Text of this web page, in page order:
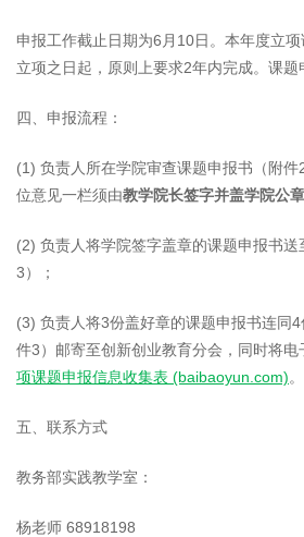
申报工作截止日期为6月10日。本年度立
立项之日起，原则上要求2年内完成。课题
四、申报流程：
(1) 负责人所在学院审查课题申报书（附
位意见一栏须由教学院长签字并盖学院公章
(2) 负责人将学院签字盖章的课题申报书
3）；
(3) 负责人将3份盖好章的课题申报书连同
件3）邮寄至创新创业教育分会，同时将电
项课题申报信息收集表 (baibaoyun.com)。
五、联系方式
教务部实践教学室：
杨老师 68918198